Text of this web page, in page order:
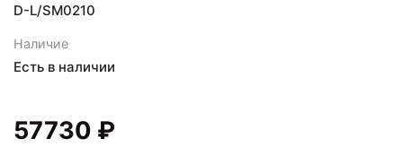
D-L/SM0210
Наличие
Есть в наличии
57730 ₽